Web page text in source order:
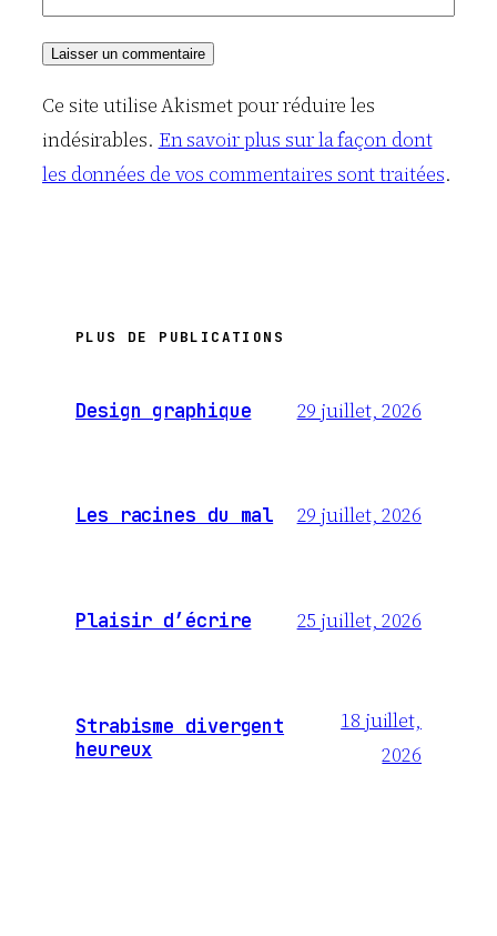
Ce site utilise Akismet pour réduire les
indésirables. En savoir plus sur la façon dont
les données de vos commentaires sont traitées.
PLUS DE PUBLICATIONS
Design graphique 29 juillet, 2026
Les racines du mal 29 juillet, 2026
Plaisir d’écrire 25 juillet, 2026
Strabisme divergent
heureux
18 juillet,
2026